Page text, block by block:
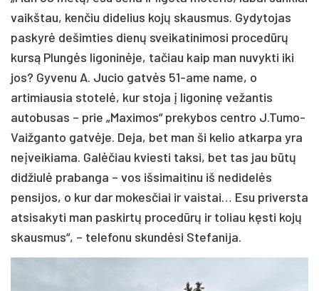
vaikštau, kenčiu didelius kojų skausmus. Gydytojas
paskyrė dešimties dienų sveikatinimosi procedūrų
kursą Plungės ligoninėje, tačiau kaip man nuvykti iki
jos? Gyvenu A. Jucio gatvės 51-ame name, o
artimiausia stotelė, kur stoja į ligoninę vežantis
autobusas – prie „Maximos“ prekybos centro J.Tumo-
Vaižganto gatvėje. Deja, bet man ši kelio atkarpa yra
neįveikiama. Galėčiau kviesti taksi, bet tas jau būtų
didžiulė prabanga – vos išsimaitinu iš nedidelės
pensijos, o kur dar mokesčiai ir vaistai… Esu priversta
atsisakyti man paskirtų procedūrų ir toliau kęsti kojų
skausmus“, – telefonu skundėsi Stefanija.